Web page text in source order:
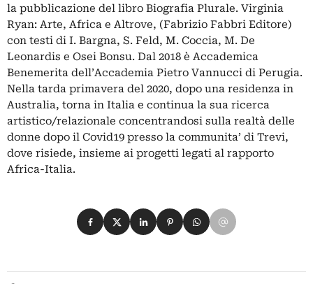
la pubblicazione del libro Biografia Plurale. Virginia
Ryan: Arte, Africa e Altrove, (Fabrizio Fabbri Editore)
con testi di I. Bargna, S. Feld, M. Coccia, M. De
Leonardis e Osei Bonsu. Dal 2018 è Accademica
Benemerita dell’Accademia Pietro Vannucci di Perugia.
Nella tarda primavera del 2020, dopo una residenza in
Australia, torna in Italia e continua la sua ricerca
artistico/relazionale concentrandosi sulla realtà delle
donne dopo il Covid19 presso la communita’ di Trevi,
dove risiede, insieme ai progetti legati al rapporto
Africa-Italia.
Condividi su Facebook
Condividi su X
Condividi su LinkedIn
Condividi su Pinterest
Condividi su WhatsApp
Condividi su Email